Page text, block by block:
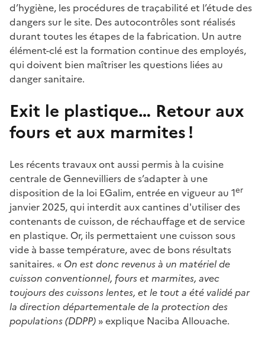
d’hygiène, les procédures de traçabilité et l’étude des
dangers sur le site. Des autocontrôles sont réalisés
durant toutes les étapes de la fabrication. Un autre
élément-clé est la formation continue des employés,
qui doivent bien maîtriser les questions liées au
danger sanitaire.
Exit le plastique… Retour aux
fours et aux marmites !
Les récents travaux ont aussi permis à la cuisine
centrale de Gennevilliers de s’adapter à une
disposition de la loi EGalim, entrée en vigueur au 1er
janvier 2025, qui interdit aux cantines d'utiliser des
contenants de cuisson, de réchauffage et de service
en plastique. Or, ils permettaient une cuisson sous
vide à basse température, avec de bons résultats
sanitaires. « On est donc revenus à un matériel de
cuisson conventionnel, fours et marmites, avec
toujours des cuissons lentes, et le tout a été validé par
la direction départementale de la protection des
populations (DDPP) » explique Naciba Allouache.